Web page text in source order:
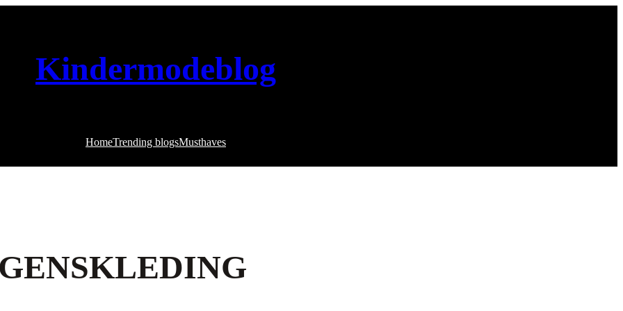
Kindermodeblog
HomeTrending blogsMusthaves